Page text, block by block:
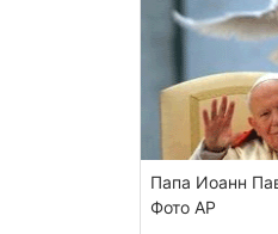
Папа Иоанн
Фото АР